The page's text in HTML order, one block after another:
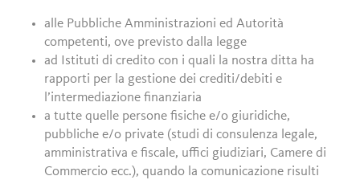
alle Pubbliche Amministrazioni ed Autorità
competenti, ove previsto dalla legge
ad Istituti di credito con i quali la nostra ditta ha
rapporti per la gestione dei crediti/debiti e
l’intermediazione finanziaria
a tutte quelle persone fisiche e/o giuridiche,
pubbliche e/o private (studi di consulenza legale,
amministrativa e fiscale, uffici giudiziari, Camere di
Commercio ecc.), quando la comunicazione risulti